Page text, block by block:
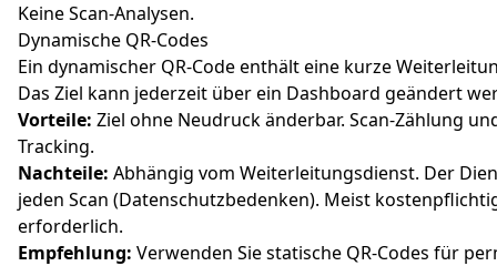
Keine Scan-Analysen.
Dynamische QR-Codes
Ein dynamischer QR-Code enthält eine kurze
Das Ziel kann jederzeit über ein Dashboard geändert
Vorteile: Ziel ohne Neudruck änderbar. Scan-Zählung
Tracking.
Nachteile: Abhängig vom Weiterleitungsdienst. Der
jeden Scan (Datenschutzbedenken). Meist
erforderlich.
Empfehlung: Verwenden Sie statische QR-Codes für